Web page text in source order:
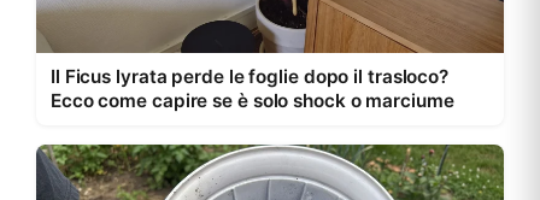
Il Ficus lyrata perde le foglie dopo il trasloco?
Ecco come capire se è solo shock o marciume